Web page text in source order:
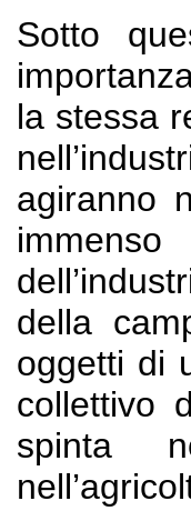
Sotto
la stessa
agiranno
della
oggetti di
collettivo
spinta